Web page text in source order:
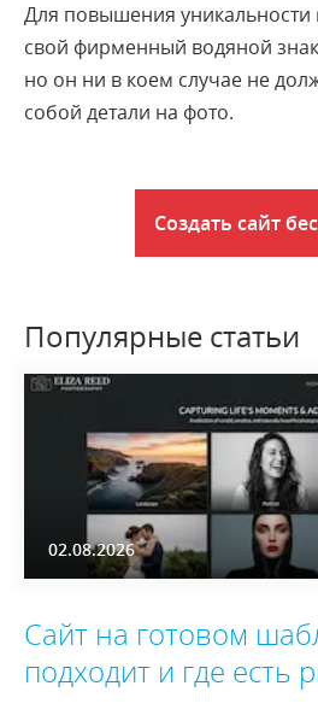
Для повышения
свой фирменный водяной знак
но он ни в коем случае не
собой детали на фото.
Создать сайт
Популярные статьи
02.08.2026
Сайт на готовом
подходит и где есть